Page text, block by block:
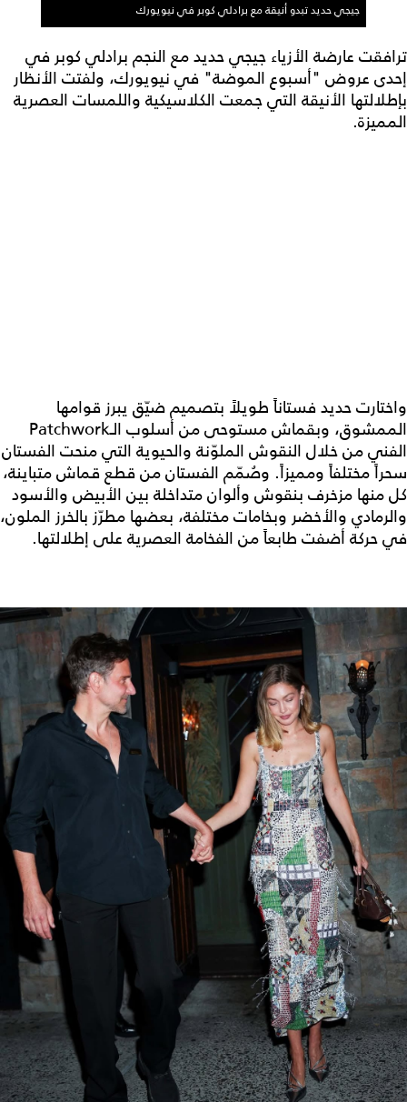
جيجي حديد تبدو أنيقة مع برادلي كوبر في نيويورك
ترافقت عارضة الأزياء جيجي حديد مع النجم برادلي كوبر في
إحدى عروض "أسبوع الموضة" في نيويورك، ولفتت الأنظار
بإطلالتها الأنيقة التي جمعت الكلاسيكية واللمسات العصرية
المميزة.
واختارت حديد فستاناً طويلاً بتصميم ضيّق يبرز قوامها
الممشوق، وبقماش مستوحى من أسلوب الـPatchwork
الفني من خلال النقوش الملوّنة والحيوية التي منحت الفستان
سحراً مختلفاً ومميزاً. وصُمّم الفستان من قطع قماش متباينة،
كل منها مزخرف بنقوش وألوان متداخلة بين الأبيض والأسود
والرمادي والأخضر وبخامات مختلفة، بعضها مطرّز بالخرز الملون،
في حركة أضفت طابعاً من الفخامة العصرية على إطلالتها.